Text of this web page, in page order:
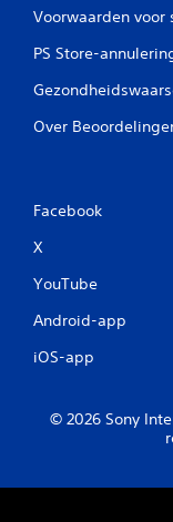
Voorwaarden
PS Store-
Over
Facebook
X
YouTube
Android-app
iOS-app
© 2026 Sony